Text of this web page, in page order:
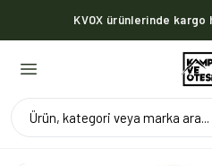
KVOX ürünlerinde kargo
Ürün, kategori veya marka ara...